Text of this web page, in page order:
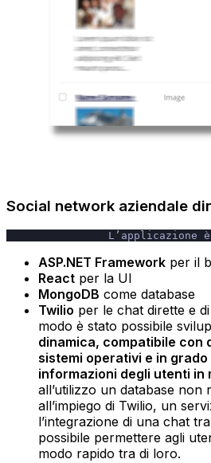
Social network aziendale
L’applicazione
ASP.NET Framework per il
React per la UI
MongoDB come database
Twilio per le chat dirette e
modo è stato possibile
dinamica, compatibile con
sistemi operativi e in
informazioni degli utenti in
all’utilizzo un database non
all’impiego di Twilio, un
l’integrazione di una chat
possibile permettere agli
modo rapido tra di loro.